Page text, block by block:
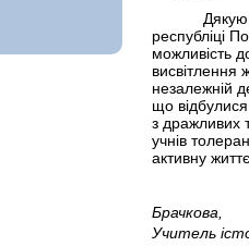
Дякую
республіці
можливість
висвітлення
незалежній
що
з дражливих
учнів
активну
Брачкова,
Учитель